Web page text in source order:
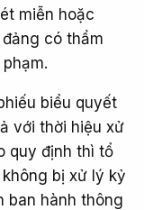
miễn hoặc
có thẩm
biểu quyết
với thời hiệu xử
quy định thì tổ
bị xử lý kỷ
ban hành thông